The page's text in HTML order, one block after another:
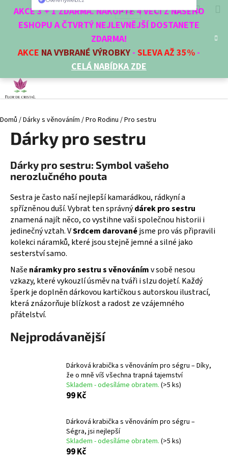
AKCE 3 + 1 ZDARMA. NAKUPTE 4 VĚCI Z NAŠEHO
ESHOPU A ČTVRTÝ NEJLEVNĚJŠÍ DOSTANETE
ZDARMA!
AKCE NA VYBRANÉ VÝROBKY - SLEVA AŽ 35% -
CELÁ NABÍDKA ZDE
CZK HledatPřihlášení
Domů /Dárky s věnováním /Pro Rodinu /Pro sestru
Dárky pro sestru
Dárky pro sestru: Symbol vašeho
nerozlučného pouta
Sestra je často naší nejlepší kamarádkou, rádkyní a
spřízněnou duší. Vybrat ten správnýdárek pro sestru
znamená najít něco, co vystihne vaši společnou historii i
jedinečný vztah. VSrdcem darovanéjsme pro vás připravili
kolekci náramků, které jsou stejně jemné a silné jako
sesterství samo.
Naše náramky pro sestru s věnovánímv sobě nesou
vzkazy, které vykouzlí úsměv na tváři i slzu dojetí. Každý
šperk je doplněn dárkovou kartičkou s autorskou ilustrací,
která znázorňuje blízkost a radost ze vzájemného
přátelství.
Nejprodávanější
Dárková krabička s věnováním pro ségru – Díky,
že o mně víš všechna trapná tajemství
Skladem - odesíláme obratem. (>5 ks)
99 Kč
Dárková krabička s věnováním pro ségru –
Ségra, jsi nejlepší
Skladem - odesíláme obratem. (>5 ks)
99 Kč
Zpět
Zpět
p
o
ř
e
b
u
j
t
e
n
a
j
í
t
?